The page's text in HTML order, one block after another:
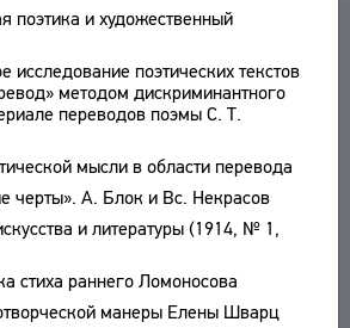
поэтика и художественный
исследование поэтических текстов
методом дискриминантного
переводов поэмы С. Т.
мысли в области перевода
черты». А. Блок и Вс. Некрасов
и литературы (1914, № 1,
стиха раннего Ломоносова
манеры Елены Шварц